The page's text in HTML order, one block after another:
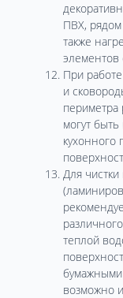
ПВХ,
также
При
и
периметра
могут
кухонного
Для
теплой
бумажными
возможно